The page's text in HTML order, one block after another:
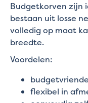
Budgetkorven zijn
bestaan uit losse
volledig op maat
breedte.
Voordelen:
flexibel in